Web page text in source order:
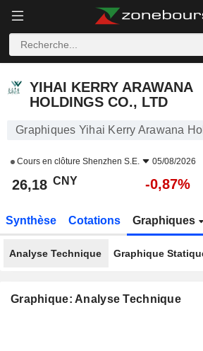
YIHAI KERRY ARAWANA
HOLDINGS CO., LTD
Graphiques Yihai Kerry Arawana
Cours en clôture Shenzhen S.E. 05/08/2026
26,18 CNY -0,87%
Synthèse Cotations Graphiques
Analyse Technique Graphique
Graphique: Analyse Technique